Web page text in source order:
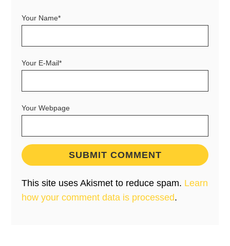
Your Name*
Your E-Mail*
Your Webpage
This site uses Akismet to reduce spam. Learn
how your comment data is processed.